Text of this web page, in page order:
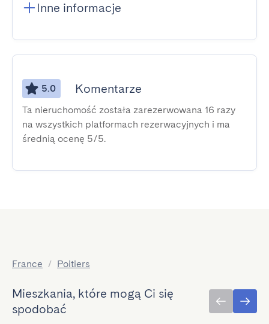
Inne informacje
5.0 Komentarze
Ta nieruchomość została zarezerwowana 16 razy
na wszystkich platformach rezerwacyjnych i ma
średnią ocenę 5/5.
France / Poitiers
Mieszkania, które mogą Ci się
spodobać